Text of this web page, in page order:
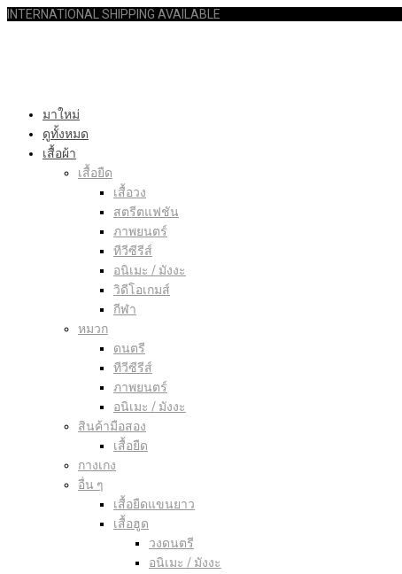
INTERNATIONAL SHIPPING AVAILABLE
มาใหม่
ดูทั้งหมด
เสื้อผ้า
เสื้อยืด
เสื้อวง
สตรีตแฟชัน
ภาพยนตร์
ทีวีซีรีส์
อนิเมะ / มังงะ
วิดีโอเกมส์
กีฬา
หมวก
ดนตรี
ทีวีซีรีส์
ภาพยนตร์
อนิเมะ / มังงะ
สินค้ามือสอง
เสื้อยืด
กางเกง
อื่น ๆ
เสื้อยืดแขนยาว
เสื้อฮูด
วงดนตรี
อนิเมะ / มังงะ